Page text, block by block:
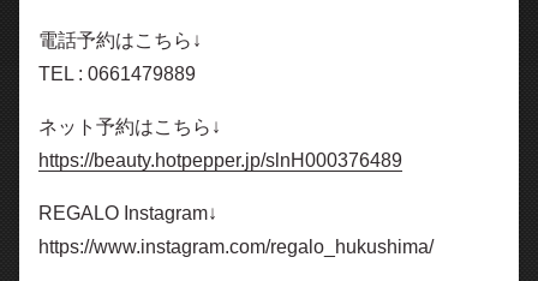
電話予約はこちら↓
TEL : 0661479889
ネット予約はこちら↓
https://beauty.hotpepper.jp/slnH000376489
REGALO Instagram↓
https://www.instagram.com/regalo_hukushima/